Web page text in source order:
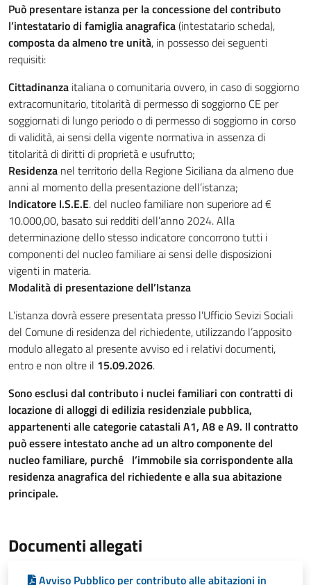
Può presentare istanza per la concessione del contributo
l’intestatario di famiglia anagrafica(intestatario scheda),
composta da almeno tre unità, in possesso dei seguenti
requisiti:
Cittadinanza italiana o comunitaria ovvero, in caso di soggiorno
extracomunitario, titolarità di permesso di soggiorno CE per
soggiornati di lungo periodo o di permesso di soggiorno in corso
di validità, ai sensi della vigente normativa in assenza di
titolarità di diritti di proprietà e usufrutto;
Residenza nel territorio della Regione Siciliana da almeno due
anni al momento della presentazione dell’istanza;
Indicatore I.S.E.E. del nucleo familiare non superiore ad €
10.000,00, basato sui redditi dell’anno 2024. Alla
determinazione dello stesso indicatore concorrono tutti i
componenti del nucleo familiare ai sensi delle disposizioni
vigenti in materia.
Modalità di presentazione dell’Istanza
L’istanza dovrà essere presentata presso l’Ufficio Sevizi Sociali
del Comune di residenza del richiedente, utilizzando l’apposito
modulo allegato al presente avviso ed i relativi documenti,
entro e non oltre il 15.09.2026.
Sono esclusi dal contributo i nuclei familiari con contratti di
locazione di alloggi di edilizia residenziale pubblica,
appartenenti alle categorie catastali A1, A8 e A9. Il contratto
può essere intestato anche ad un altro componente del
nucleo familiare, purché l’immobile sia corrispondente alla
residenza anagrafica del richiedente e alla sua abitazione
principale.
Documenti allegati
Avviso Pubblico per contributo alle abitazioni in